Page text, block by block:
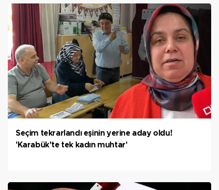
Seçim tekrarlandı eşinin yerine aday oldu!
'Karabük’te tek kadın muhtar'